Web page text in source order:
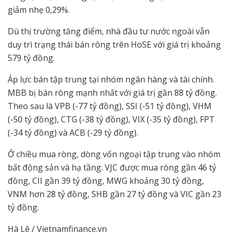
giảm nhẹ 0,29%.
Dù thị trường tăng điểm, nhà đầu tư nước ngoài vẫn
duy trì trạng thái bán ròng trên HoSE với giá trị khoảng
579 tỷ đồng.
Áp lực bán tập trung tại nhóm ngân hàng và tài chính.
MBB bị bán ròng mạnh nhất với giá trị gần 88 tỷ đồng.
Theo sau là VPB (-77 tỷ đồng), SSI (-51 tỷ đồng), VHM
(-50 tỷ đồng), CTG (-38 tỷ đồng), VIX (-35 tỷ đồng), FPT
(-34 tỷ đồng) và ACB (-29 tỷ đồng).
Ở chiều mua ròng, dòng vốn ngoại tập trung vào nhóm
bất động sản và hạ tầng. VJC được mua ròng gần 46 tỷ
đồng, CII gần 39 tỷ đồng, MWG khoảng 30 tỷ đồng,
VNM hơn 28 tỷ đồng, SHB gần 27 tỷ đồng và VIC gần 23
tỷ đồng.
Hà Lê / Vietnamfinance.vn